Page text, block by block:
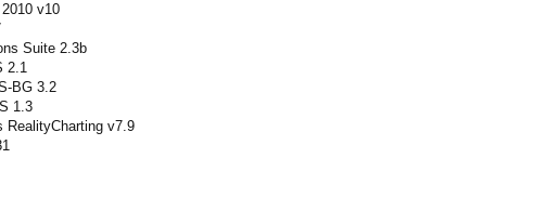
v10
Suite 2.3b
2.1
BG 3.2
1.3
RealityCharting v7.9